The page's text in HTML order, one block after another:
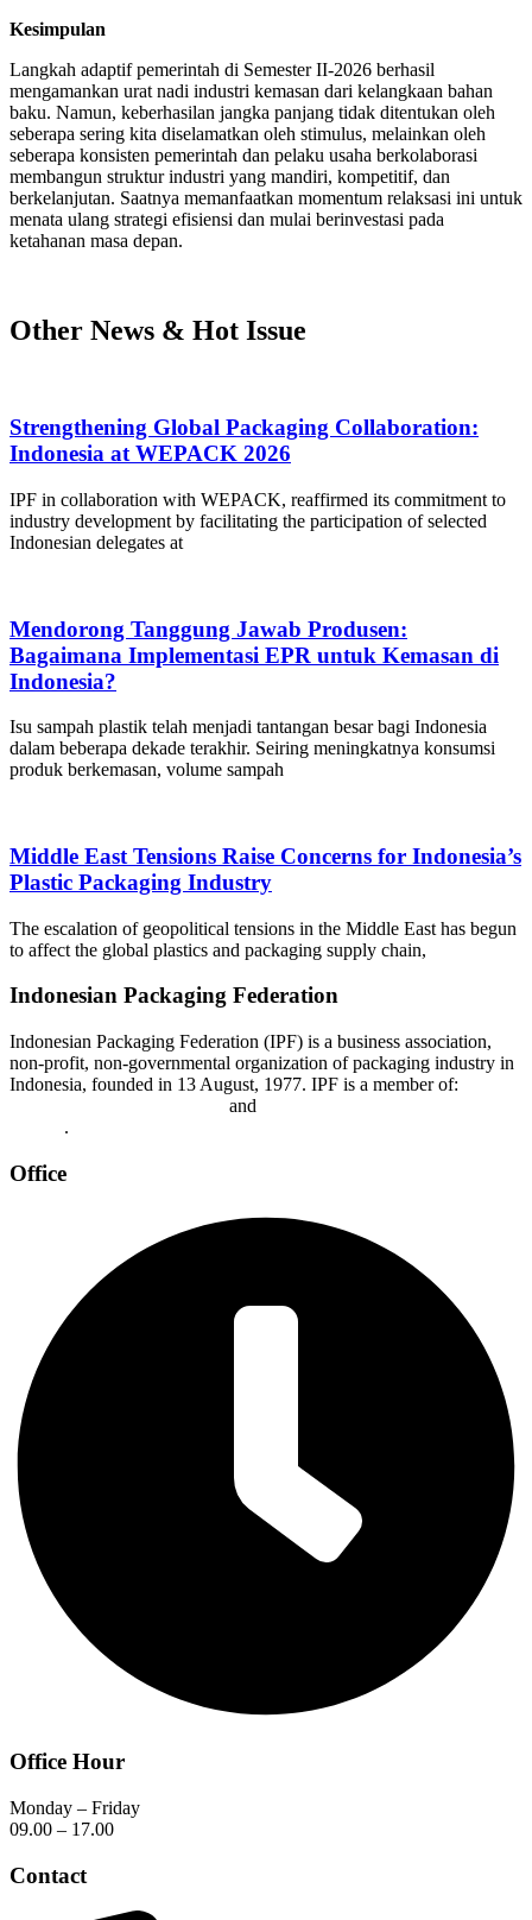
Kesimpulan
Langkah adaptif pemerintah di Semester II-2026 berhasil
mengamankan urat nadi industri kemasan dari kelangkaan bahan
baku. Namun, keberhasilan jangka panjang tidak ditentukan oleh
seberapa sering kita diselamatkan oleh stimulus, melainkan oleh
seberapa konsisten pemerintah dan pelaku usaha berkolaborasi
membangun struktur industri yang mandiri, kompetitif, dan
berkelanjutan. Saatnya memanfaatkan momentum relaksasi ini untuk
menata ulang strategi efisiensi dan mulai berinvestasi pada
ketahanan masa depan.
Other News & Hot Issue
Strengthening Global Packaging Collaboration:
Indonesia at WEPACK 2026
IPF in collaboration with WEPACK, reaffirmed its commitment to
industry development by facilitating the participation of selected
Indonesian delegates at
Mendorong Tanggung Jawab Produsen:
Bagaimana Implementasi EPR untuk Kemasan di
Indonesia?
Isu sampah plastik telah menjadi tantangan besar bagi Indonesia
dalam beberapa dekade terakhir. Seiring meningkatnya konsumsi
produk berkemasan, volume sampah
Middle East Tensions Raise Concerns for Indonesia’s
Plastic Packaging Industry
The escalation of geopolitical tensions in the Middle East has begun
to affect the global plastics and packaging supply chain,
Indonesian Packaging Federation
Indonesian Packaging Federation (IPF) is a business association,
non-profit, non-governmental organization of packaging industry in
Indonesia, founded in 13 August, 1977. IPF is a member of:
and
.
Office
Office Hour
Monday – Friday
09.00 – 17.00
Contact